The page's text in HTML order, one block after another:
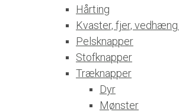
Hårting
Kvaster, fjer, vedhæng
Pelsknapper
Stofknapper
Træknapper
Dyr
Mønster